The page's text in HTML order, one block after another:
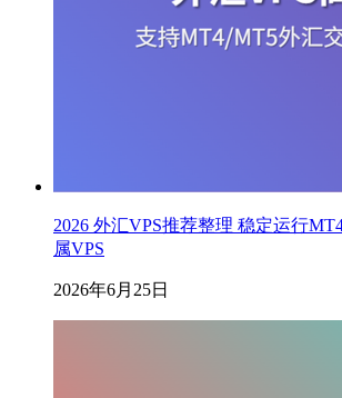
2026 外汇VPS推荐整理 稳定运行
属VPS
2026年6月25日